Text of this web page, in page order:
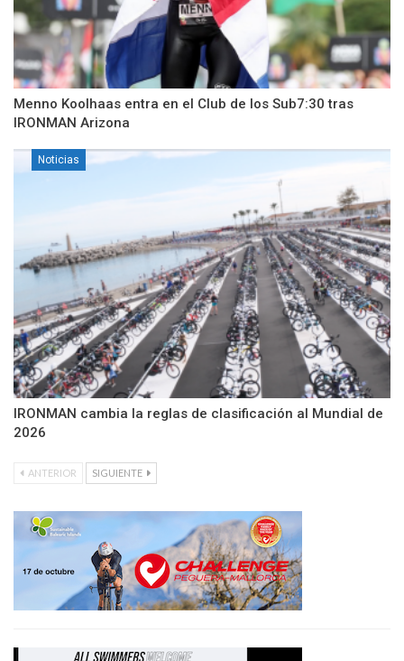
Menno Koolhaas entra en el Club de los Sub7:30 tras
IRONMAN Arizona
Noticias
IRONMAN cambia la reglas de clasificación al Mundial de
2026
ANTERIOR SIGUIENTE